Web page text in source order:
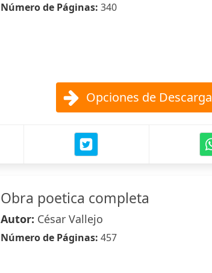
Número de Páginas: 340
Opciones de Descarga
Obra poetica completa
Autor: César Vallejo
Número de Páginas: 457